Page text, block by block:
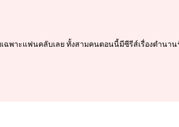
พาะแฟนคลับเลย ทั้งสามคนตอนนี้มีซีรีส์เรื่องตำนา